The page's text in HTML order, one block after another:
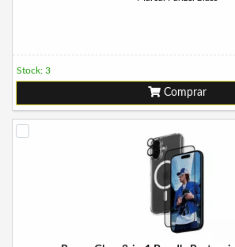
Stock: 3
Comprar